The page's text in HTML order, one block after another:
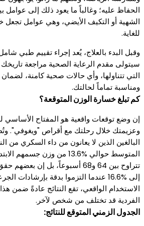
الحفاظ عليه؛ وغالباً ما يعود ذلك إلى عوامل
الشهية أو التكيف الأيضي، وهي عوامل تجعل
للغاية.
وقبل البدء بالعلاج، يُعد إجراء تقييم طبي
سيتولى مقدم الرعاية الصحية مراجعة تاريخك
التي تتناولها، وأي حالات صحية كامنة،
ومناسبة تماماً لحالتك.
كم تبلغ خسارة الوزن المتوقعة؟
إن وضع توقعات واقعية هو المفتاح
وعزيمتك خلال رحلتك مع أقراص "ويغوفي".
البالغين الذين لا يعانون من داء السكري من
المتوسط حوالي %13.6 من وزن
تتراوح بين 64 و68 أسبوعاً، بل
إلى %16.6 عندما التزموا بدقة
الاستخدام الواقعي، تقع النتائج عادةً ضمن
الفردية قد تختلف من شخص لآخر.
الجدول الزمني المتوقع للنتائج: